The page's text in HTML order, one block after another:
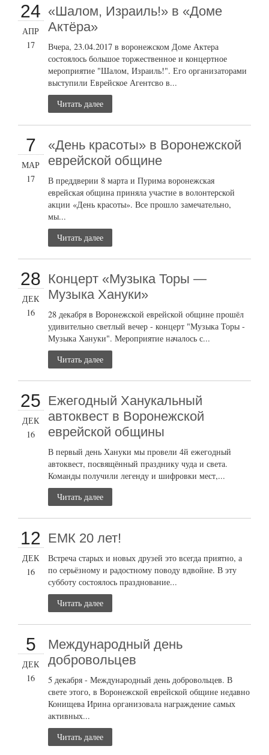
24
АПР
17
«Шалом, Израиль!» в «Доме
Актёра»
Вчера, 23.04.2017 в воронежском Доме Актера
состоялось большое торжественное и концертное
мероприятие "Шалом, Израиль!". Его организаторами
выступили Еврейское Агентсво в...
Читать далее
7
МАР
17
«День красоты» в Воронежской
еврейской общине
В преддверии 8 марта и Пурима воронежская
еврейская община приняла участие в волонтерской
акции «День красоты». Все прошло замечательно,
мы...
Читать далее
28
ДЕК
16
Концерт «Музыка Торы —
Музыка Хануки»
28 декабря в Воронежской еврейской общине прошёл
удивительно светлый вечер - концерт "Музыка Торы -
Музыка Хануки". Мероприятие началось с...
Читать далее
25
ДЕК
16
Ежегодный Ханукальный
автоквест в Воронежской
еврейской общины
В первый день Хануки мы провели 4й ежегодный
автоквест, посвящённый празднику чуда и света.
Команды получили легенду и шифровки мест,...
Читать далее
12
ДЕК
16
ЕМК 20 лет!
Встреча старых и новых друзей это всегда приятно, а
по серьёзному и радостному поводу вдвойне. В эту
субботу состоялось празднование...
Читать далее
5
ДЕК
16
Международный день
добровольцев
5 декабря - Международный день добровольцев. В
свете этого, в Воронежской еврейской общине недавно
Конищева Ирина организовала награждение самых
активных...
Читать далее